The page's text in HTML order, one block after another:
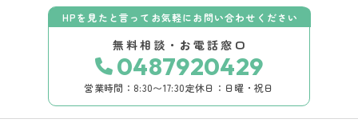
HPを見たと言ってお気軽にお問い合わせください
無料相談・お電話窓口
0487920429
営業時間：8:30〜17:30定休日：日曜・祝日